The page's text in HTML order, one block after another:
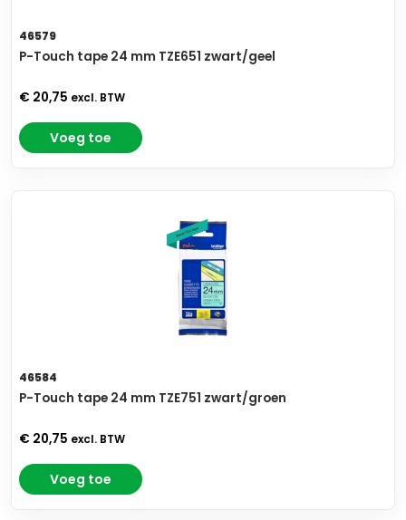
46579
P-Touch tape 24 mm TZE651 zwart/geel
€ 20,75 excl. BTW
Voeg toe
46584
P-Touch tape 24 mm TZE751 zwart/groen
€ 20,75 excl. BTW
Voeg toe